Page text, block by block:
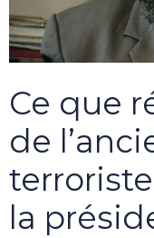
Ce que
de
terroriste
la